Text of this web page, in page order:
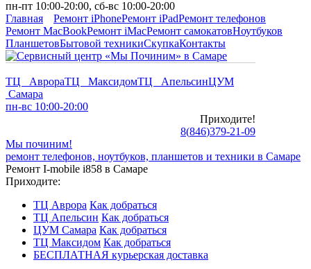
пн-пт 10:00-20:00, сб-вс 10:00-20:00
Главная
Ремонт iPhoneРемонт iPadРемонт телефонов
Ремонт MacBookРемонт iMacРемонт самокатовНоутбуков
ПланшетовБытовой техникиСкупкаКонтакты
ТЦ АврораТЦ МаксидомТЦ АпельсинЦУМ
Самара
пн-вс 10:00-20:00
Приходите!
8(846)379-21-09
Мы починим!
ремонт телефонов, ноутбуков, планшетов и техники в Самаре
Ремонт I-mobile i858 в Самаре
Приходите:
ТЦ Аврора Как добраться
ТЦ Апельсин Как добраться
ЦУМ Самара Как добраться
ТЦ Максидом Как добраться
БЕСПЛАТНАЯ курьерская доставка